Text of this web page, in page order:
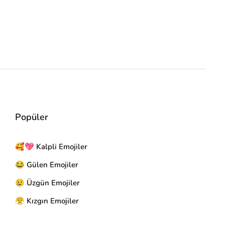
Popüler
🥰💖 Kalpli Emojiler
😂 Gülen Emojiler
😢 Üzgün Emojiler
😤 Kızgın Emojiler